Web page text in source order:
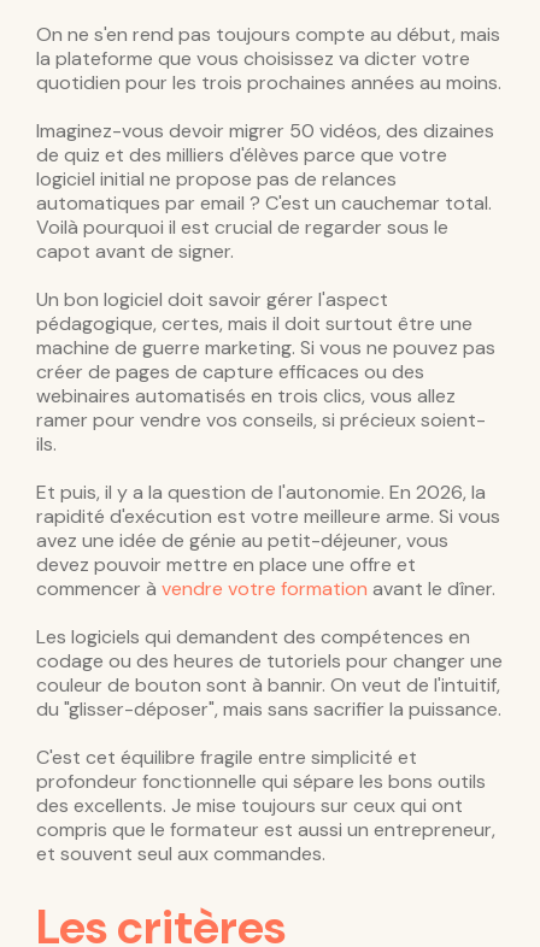
On ne s'en rend pas toujours compte au début, mais
la plateforme que vous choisissez va dicter votre
quotidien pour les trois prochaines années au moins.
Imaginez-vous devoir migrer 50 vidéos, des dizaines
de quiz et des milliers d'élèves parce que votre
logiciel initial ne propose pas de relances
automatiques par email ? C'est un cauchemar total.
Voilà pourquoi il est crucial de regarder sous le
capot avant de signer.
Un bon logiciel doit savoir gérer l'aspect
pédagogique, certes, mais il doit surtout être une
machine de guerre marketing. Si vous ne pouvez pas
créer de pages de capture efficaces ou des
webinaires automatisés en trois clics, vous allez
ramer pour vendre vos conseils, si précieux soient-
ils.
Et puis, il y a la question de l'autonomie. En 2026, la
rapidité d'exécution est votre meilleure arme. Si vous
avez une idée de génie au petit-déjeuner, vous
devez pouvoir mettre en place une offre et
commencer à vendre votre formation avant le dîner.
Les logiciels qui demandent des compétences en
codage ou des heures de tutoriels pour changer une
couleur de bouton sont à bannir. On veut de l'intuitif,
du "glisser-déposer", mais sans sacrifier la puissance.
C'est cet équilibre fragile entre simplicité et
profondeur fonctionnelle qui sépare les bons outils
des excellents. Je mise toujours sur ceux qui ont
compris que le formateur est aussi un entrepreneur,
et souvent seul aux commandes.
Les critères